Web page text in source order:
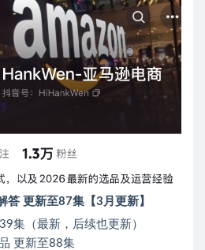
答 更新至87集【3月更新】
集（最新，后续也更新）
更新至88集